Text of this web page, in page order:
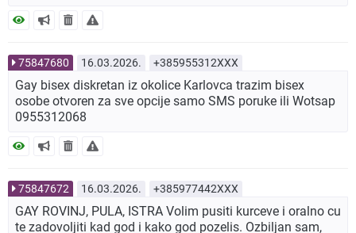
75847680 16.03.2026. +385955312XXX
Gay bisex diskretan iz okolice Karlovca trazim bisex
osobe otvoren za sve opcije samo SMS poruke ili Wotsap
0955312068
75847672 16.03.2026. +385977442XXX
GAY ROVINJ, PULA, ISTRA Volim pusiti kurceve i oralno cu
te zadovoljiti kad god i kako god pozelis. Ozbiljan sam,